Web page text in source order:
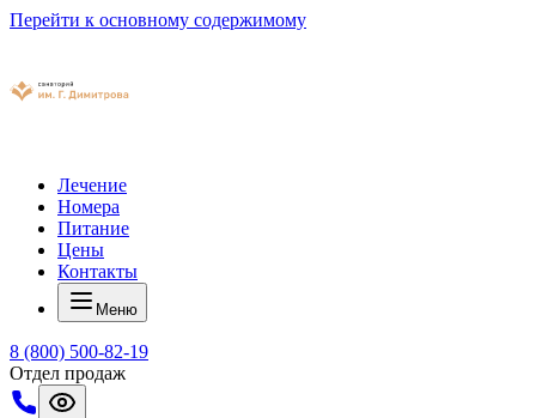
Перейти к основному содержимому
Лечение
Номера
Питание
Цены
Контакты
Меню
8 (800) 500-82-19
Отдел продаж